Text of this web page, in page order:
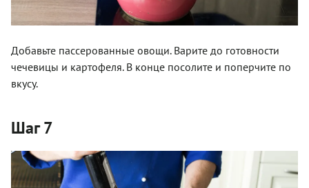
Добавьте пассерованные овощи. Варите до готовности
чечевицы и картофеля. В конце посолите и поперчите по
вкусу.
Шаг 7